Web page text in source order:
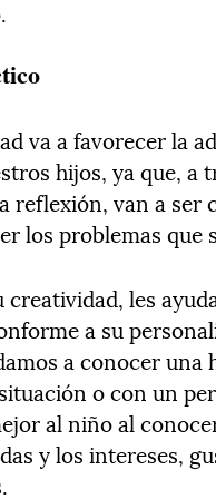
va a favorecer la
hijos, ya que, a
van a ser
los problemas que
les
a su
a conocer una
o con un
al niño al
y los intereses,